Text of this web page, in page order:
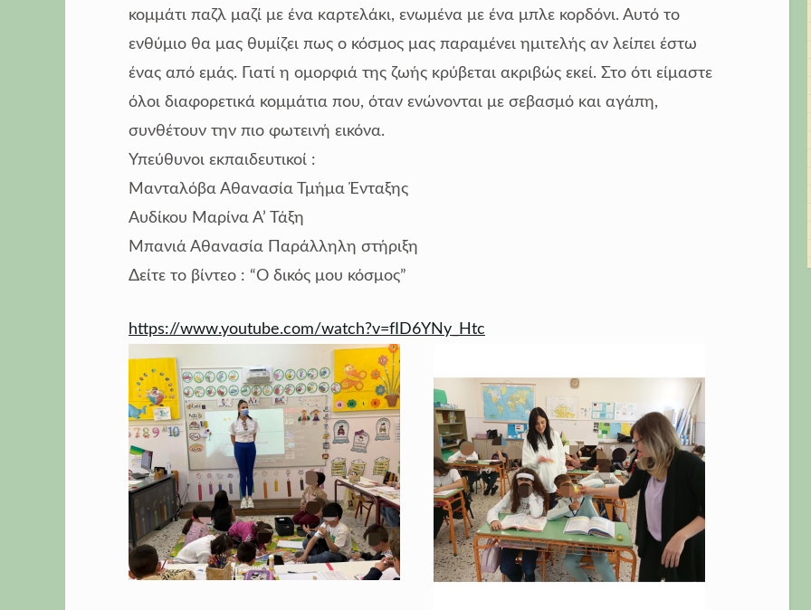
κομμάτι παζλ μαζί με ένα καρτελάκι, ενωμένα με ένα μπλε κορδόνι. Αυτό το
ενθύμιο θα μας θυμίζει πως ο κόσμος μας παραμένει ημιτελής αν λείπει έστω
ένας από εμάς. Γιατί η ομορφιά της ζωής κρύβεται ακριβώς εκεί. Στο ότι είμαστε
όλοι διαφορετικά κομμάτια που, όταν ενώνονται με σεβασμό και αγάπη,
συνθέτουν την πιο φωτεινή εικόνα.
Υπεύθυνοι εκπαιδευτικοί :
Μανταλόβα Αθανασία Τμήμα Ένταξης
Αυδίκου Μαρίνα Α’ Τάξη
Μπανιά Αθανασία Παράλληλη στήριξη
Δείτε το βίντεο : “Ο δικός μου κόσμος”
https://www.youtube.com/watch?v=fID6YNy_Htc